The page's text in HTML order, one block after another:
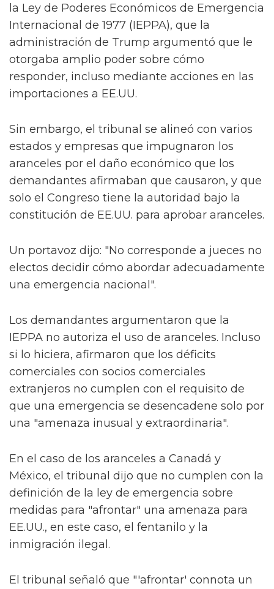
la Ley de Poderes Económicos de Emergencia
Internacional de 1977 (IEPPA), que la
administración de Trump argumentó que le
otorgaba amplio poder sobre cómo
responder, incluso mediante acciones en las
importaciones a EE.UU.
Sin embargo, el tribunal se alineó con varios
estados y empresas que impugnaron los
aranceles por el daño económico que los
demandantes afirmaban que causaron, y que
solo el Congreso tiene la autoridad bajo la
constitución de EE.UU. para aprobar aranceles.
Un portavoz dijo: "No corresponde a jueces no
electos decidir cómo abordar adecuadamente
una emergencia nacional".
Los demandantes argumentaron que la
IEPPA no autoriza el uso de aranceles. Incluso
si lo hiciera, afirmaron que los déficits
comerciales con socios comerciales
extranjeros no cumplen con el requisito de
que una emergencia se desencadene solo por
una "amenaza inusual y extraordinaria".
En el caso de los aranceles a Canadá y
México, el tribunal dijo que no cumplen con la
definición de la ley de emergencia sobre
medidas para "afrontar" una amenaza para
EE.UU., en este caso, el fentanilo y la
inmigración ilegal.
El tribunal señaló que "'afrontar' connota un